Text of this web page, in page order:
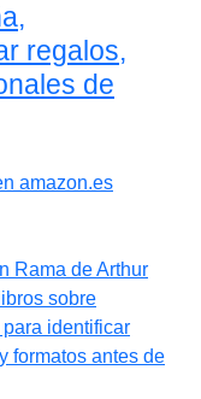
regalos,
de
amazon.es